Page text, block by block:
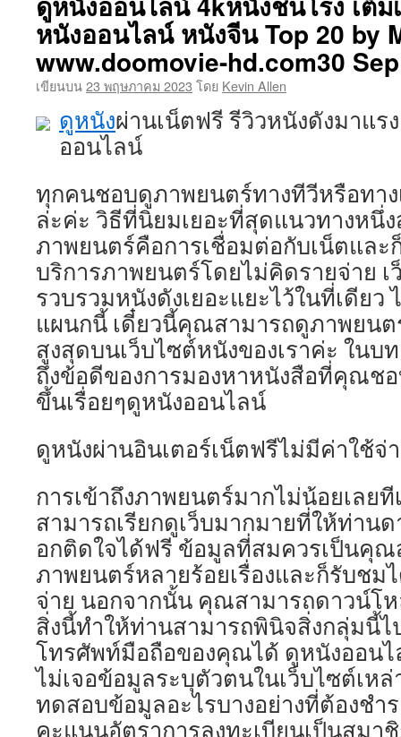
หนังออนไลน์ หนังจีน Top 20 by
www.doomovie-hd.com30
เขียนบน23 พฤษภาคม 2023 โดย Kevin Allen
ดูหนังผ่านเน็ตฟรี รีวิวหนังดังมาแรง
ออนไลน์
ทุกคนชอบดูภาพยนตร์ทางทีวีหรือทา
ล่ะค่ะ วิธีที่นิยมเยอะที่สุดแนวทางหนึ่
ภาพยนตร์คือการเชื่อมต่อกับเน็ตและ
บริการภาพยนตร์โดยไม่คิดรายจ่าย
รวบรวมหนังดังเยอะแยะไว้ในที่เดีย
แผนกนี้ เดี๋ยวนี้คุณสามารถดูภาพยน
สูงสุดบนเว็บไซต์หนังของเราค่ะ ในบ
ถึงข้อดีของการมองหาหนังสือที่คุณชอ
ขึ้นเรื่อยๆดูหนังออนไลน์
ดูหนังผ่านอินเตอร์เน็ตฟรีไม่มีค่าใช้จ่
การเข้าถึงภาพยนตร์มากไม่น้อยเลย
สามารถเรียกดูเว็บมากมายที่ให้ท่า
อกติดใจได้ฟรี ข้อมูลที่สมควรเป็นคุณ
ภาพยนตร์หลายร้อยเรื่องและก็รับชม
จ่าย นอกจากนั้น คุณสามารถดาวน์โ
สิ่งนี้ทำให้ท่านสามารถพินิจสิ่งกลุ่มนี้ไ
โทรศัพท์มือถือของคุณได้ ดูหนังออน
ไม่เจอข้อมูลระบุตัวตนในเว็บไซต์เห
ทดสอบข้อมูลอะไรบางอย่างที่ต้องชำร
คะแนนอัตราการลงทะเบียนเป็นสมา